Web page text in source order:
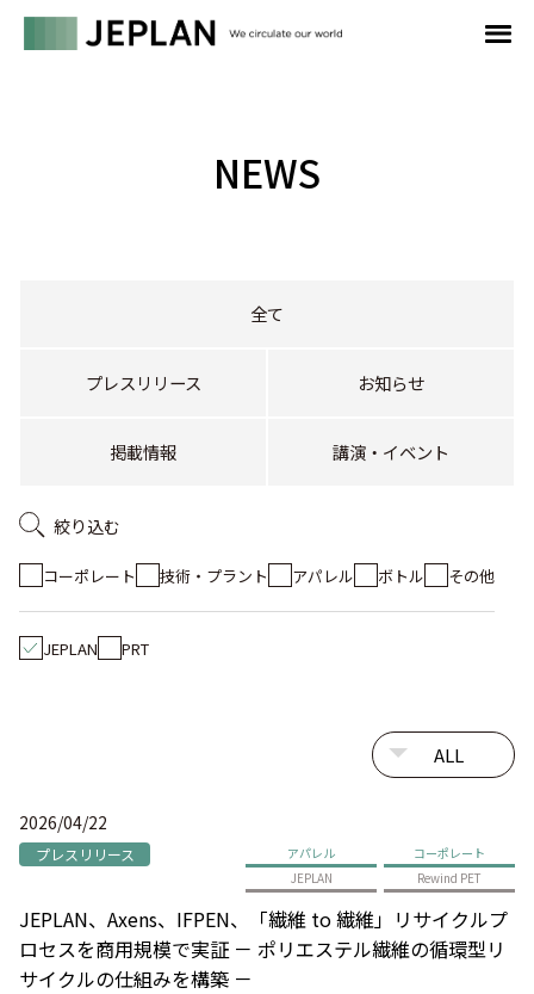
NEWS
全て
プレスリリース お知らせ
掲載情報 講演・イベント
絞り込む
コーポレート 技術・プラント アパレル ボトル その他
JEPLAN PRT
2026/04/22
プレスリリース アパレル
コーポレート
JEPLAN
Rewind PET
JEPLAN、Axens、IFPEN、「繊維 to 繊維」リサイクルプ
ロセスを商用規模で実証 － ポリエステル繊維の循環型リ
サイクルの仕組みを構築 －